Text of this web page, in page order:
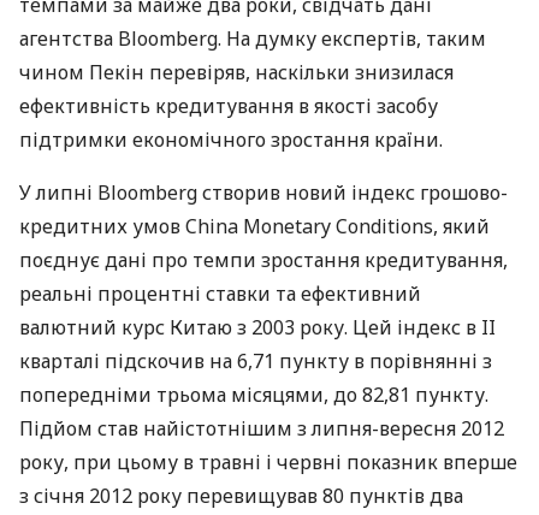
агентства Bloomberg. На думку експертів, таким
чином Пекін перевіряв, наскільки знизилася
ефективність кредитування в якості засобу
підтримки економічного зростання країни.
У липні Bloomberg створив новий індекс грошово-
кредитних умов China Monetary Conditions, який
поєднує дані про темпи зростання кредитування,
реальні процентні ставки та ефективний
валютний курс Китаю з 2003 року. Цей індекс в II
кварталі підскочив на 6,71 пункту в порівнянні з
попередніми трьома місяцями, до 82,81 пункту.
Підйом став найістотнішим з липня-вересня 2012
року, при цьому в травні і червні показник вперше
з січня 2012 року перевищував 80 пунктів два